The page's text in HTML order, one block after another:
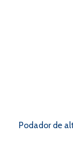
Podador de